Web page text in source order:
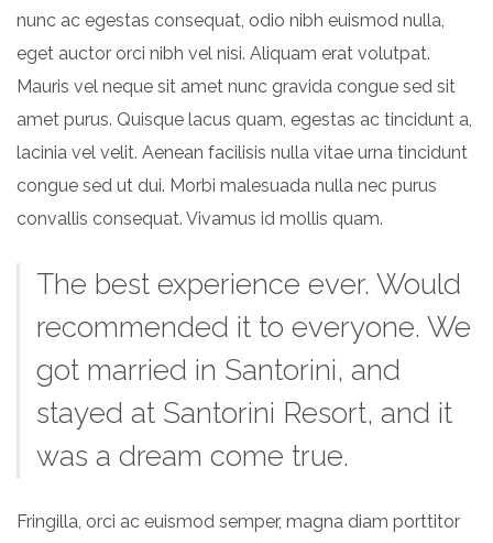
nunc ac egestas consequat, odio nibh euismod nulla,
eget auctor orci nibh vel nisi. Aliquam erat volutpat.
Mauris vel neque sit amet nunc gravida congue sed sit
amet purus. Quisque lacus quam, egestas ac tincidunt a,
lacinia vel velit. Aenean facilisis nulla vitae urna tincidunt
congue sed ut dui. Morbi malesuada nulla nec purus
convallis consequat. Vivamus id mollis quam.
The best experience ever. Would
recommended it to everyone. We
got married in Santorini, and
stayed at Santorini Resort, and it
was a dream come true.
Fringilla, orci ac euismod semper, magna diam porttitor